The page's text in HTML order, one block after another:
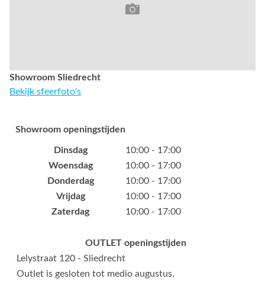
Showroom Sliedrecht
Bekijk sfeerfoto's
Showroom openingstijden
Dinsdag
10:00 - 17:00
Woensdag
10:00 - 17:00
Donderdag
10:00 - 17:00
Vrijdag
10:00 - 17:00
Zaterdag
10:00 - 17:00
OUTLET openingstijden
Lelystraat 120 - Sliedrecht
Outlet is gesloten tot medio augustus.